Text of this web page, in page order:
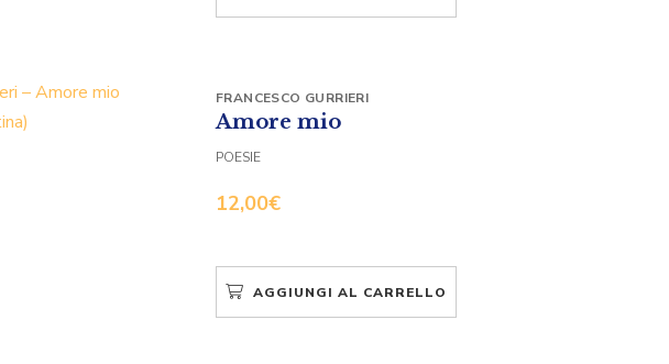
Amore mio
12,00€
FRANCESCO GURRIERI
POESIE
AGGIUNGI AL CARRELLO